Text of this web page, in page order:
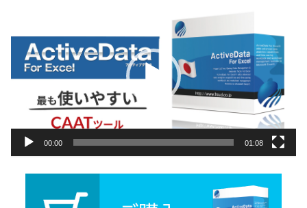
プ
ヤ
00:00 01:08